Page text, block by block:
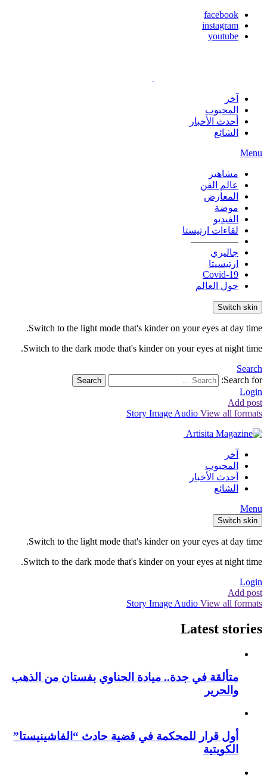
facebook
instagram
youtube
آخر
المحبوب
أحدث الأخبار
الشائع
Menu
مشاهير
عالم الفن
المعارض
موضة
الفيديو
لقاءات ارتيستا
—————
جاليري
ارتيسيتا
Covid-19
حول العالم
Switch skin
Switch to the light mode that's kinder on your eyes at day time.
Switch to the dark mode that's kinder on your eyes at night time.
Search
Search for:
Search
Login
Add post
Story Image Audio View all formats
آخر
المحبوب
أحدث الأخبار
الشائع
Menu
Switch skin
Switch to the light mode that's kinder on your eyes at day time.
Switch to the dark mode that's kinder on your eyes at night time.
Login
Add post
Story Image Audio View all formats
Latest stories
متألقة في جدة.. ميادة الحناوي بفستان من الذهب
والحرير
أول قرار للمحكمة في قضية حادث “الفاشينيستا”
الكويتية